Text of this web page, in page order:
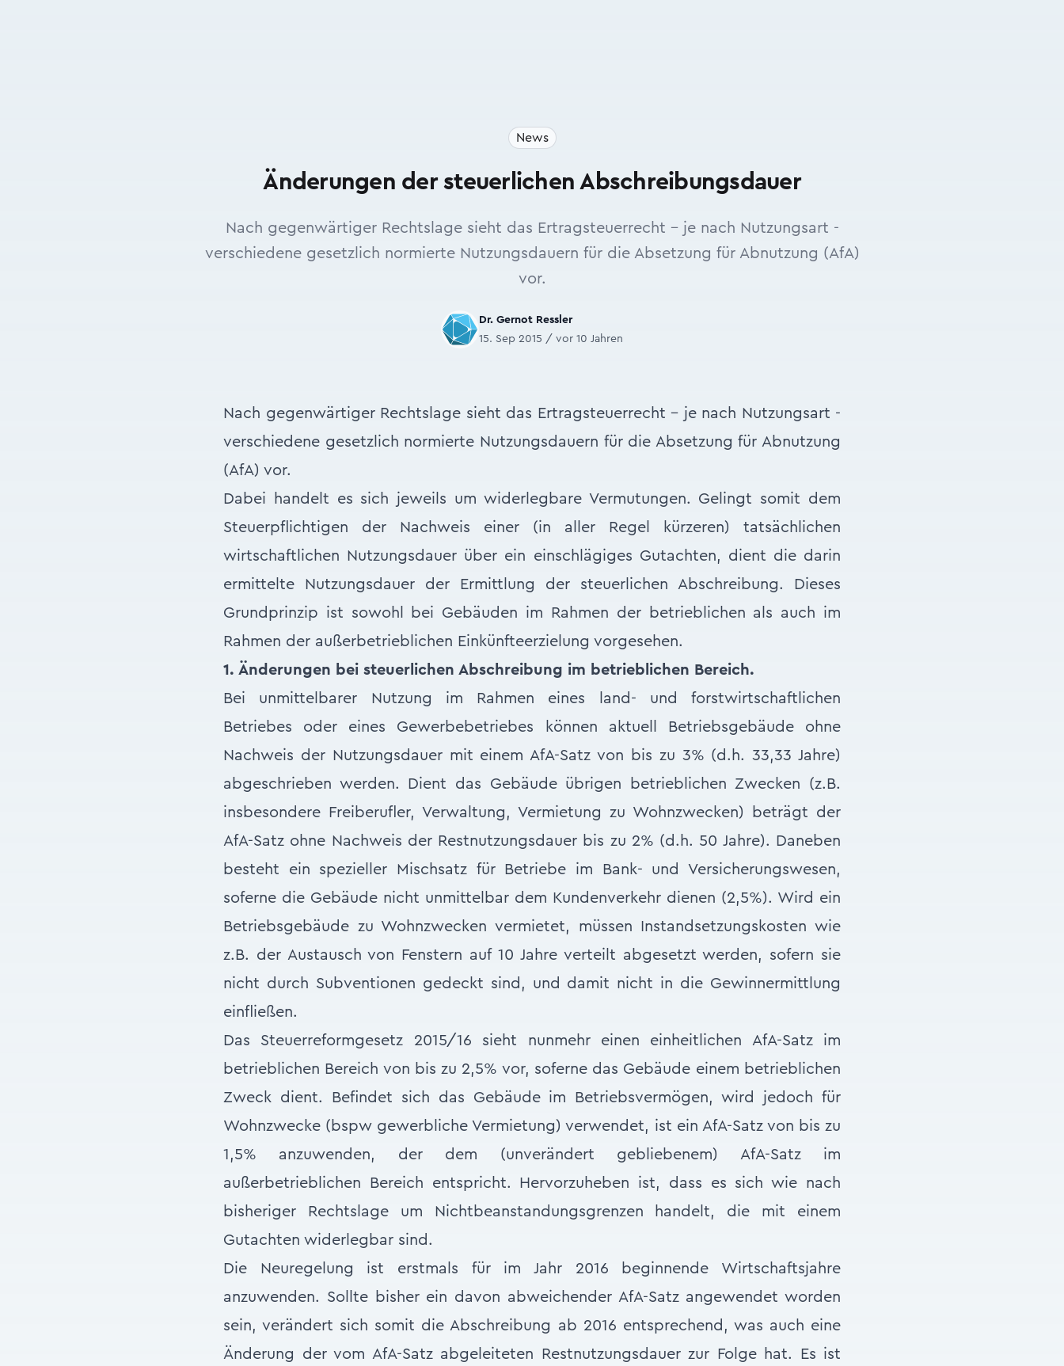
News
Änderungen der steuer­lichen Abschreibungsdauer
Nach gegenwärtiger Rechtslage sieht das Ertragsteuerrecht – je nach Nutzungsart -
verschiedene gesetzlich normierte Nutzungsdauern für die Absetzung für Abnutzung (AfA)
vor.
Dr. Gernot Ressler
15. Sep 2015 / vor 10 Jahren
Nach gegenwärtiger Rechtslage sieht das Ertragsteuerrecht – je nach Nutzungsart -
verschiedene gesetzlich normierte Nutzungsdauern für die Absetzung für Abnutzung
(AfA) vor.
Dabei handelt es sich jeweils um widerlegbare Vermutungen. Gelingt somit dem
Steuerpflichtigen der Nachweis einer (in aller Regel kürzeren) tatsächlichen
wirtschaftlichen Nutzungsdauer über ein einschlägiges Gutachten, dient die darin
ermittelte Nutzungsdauer der Ermittlung der steuerlichen Abschreibung. Dieses
Grundprinzip ist sowohl bei Gebäuden im Rahmen der betrieblichen als auch im
Rahmen der außerbetrieblichen Einkünfteerzielung vorgesehen.
1. Änderungen bei steuerlichen Abschreibung im betrieblichen Bereich.
Bei unmittelbarer Nutzung im Rahmen eines land- und forstwirtschaftlichen
Betriebes oder eines Gewerbebetriebes können aktuell Betriebsgebäude ohne
Nachweis der Nutzungsdauer mit einem AfA-Satz von bis zu 3% (d.h. 33,33 Jahre)
abgeschrieben werden. Dient das Gebäude übrigen betrieblichen Zwecken (z.B.
insbesondere Freiberufler, Verwaltung, Vermietung zu Wohnzwecken) beträgt der
AfA-Satz ohne Nachweis der Restnutzungsdauer bis zu 2% (d.h. 50 Jahre). Daneben
besteht ein spezieller Mischsatz für Betriebe im Bank- und Versicherungswesen,
soferne die Gebäude nicht unmittelbar dem Kundenverkehr dienen (2,5%). Wird ein
Betriebsgebäude zu Wohnzwecken vermietet, müssen Instandsetzungskosten wie
z.B. der Austausch von Fenstern auf 10 Jahre verteilt abgesetzt werden, sofern sie
nicht durch Subventionen gedeckt sind, und damit nicht in die Gewinnermittlung
einfließen.
Das Steuerreformgesetz 2015/16 sieht nunmehr einen einheitlichen AfA-Satz im
betrieblichen Bereich von bis zu 2,5% vor, soferne das Gebäude einem betrieblichen
Zweck dient. Befindet sich das Gebäude im Betriebsvermögen, wird jedoch für
Wohnzwecke (bspw gewerbliche Vermietung) verwendet, ist ein AfA-Satz von bis zu
1,5% anzuwenden, der dem (unverändert gebliebenem) AfA-Satz im
außerbetrieblichen Bereich entspricht. Hervorzuheben ist, dass es sich wie nach
bisheriger Rechtslage um Nichtbeanstandungsgrenzen handelt, die mit einem
Gutachten widerlegbar sind.
Die Neuregelung ist erstmals für im Jahr 2016 beginnende Wirtschaftsjahre
anzuwenden. Sollte bisher ein davon abweichender AfA-Satz angewendet worden
sein, verändert sich somit die Abschreibung ab 2016 entsprechend, was auch eine
Änderung der vom AfA-Satz abgeleiteten Restnutzungsdauer zur Folge hat. Es ist